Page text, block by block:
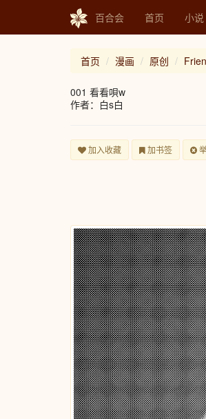
百合会 首页 小说
首页 漫画 原创
001 看看唄w
作者：白s白
加入收藏 加书签